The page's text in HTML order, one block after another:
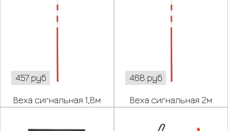
457 руб
Веха сигнальная 1,8м
468 руб
Веха сигнальная 2м